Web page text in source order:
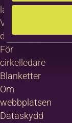
languages
Villkor för
deltagare
För
cirkelledare
Blanketter
Om
webbplatsen
Dataskydd